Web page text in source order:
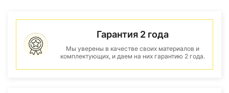
Гарантия 2 года
Мы уверены в качестве своих материалов и
комплектующих, и даем на них гарантию 2 года.